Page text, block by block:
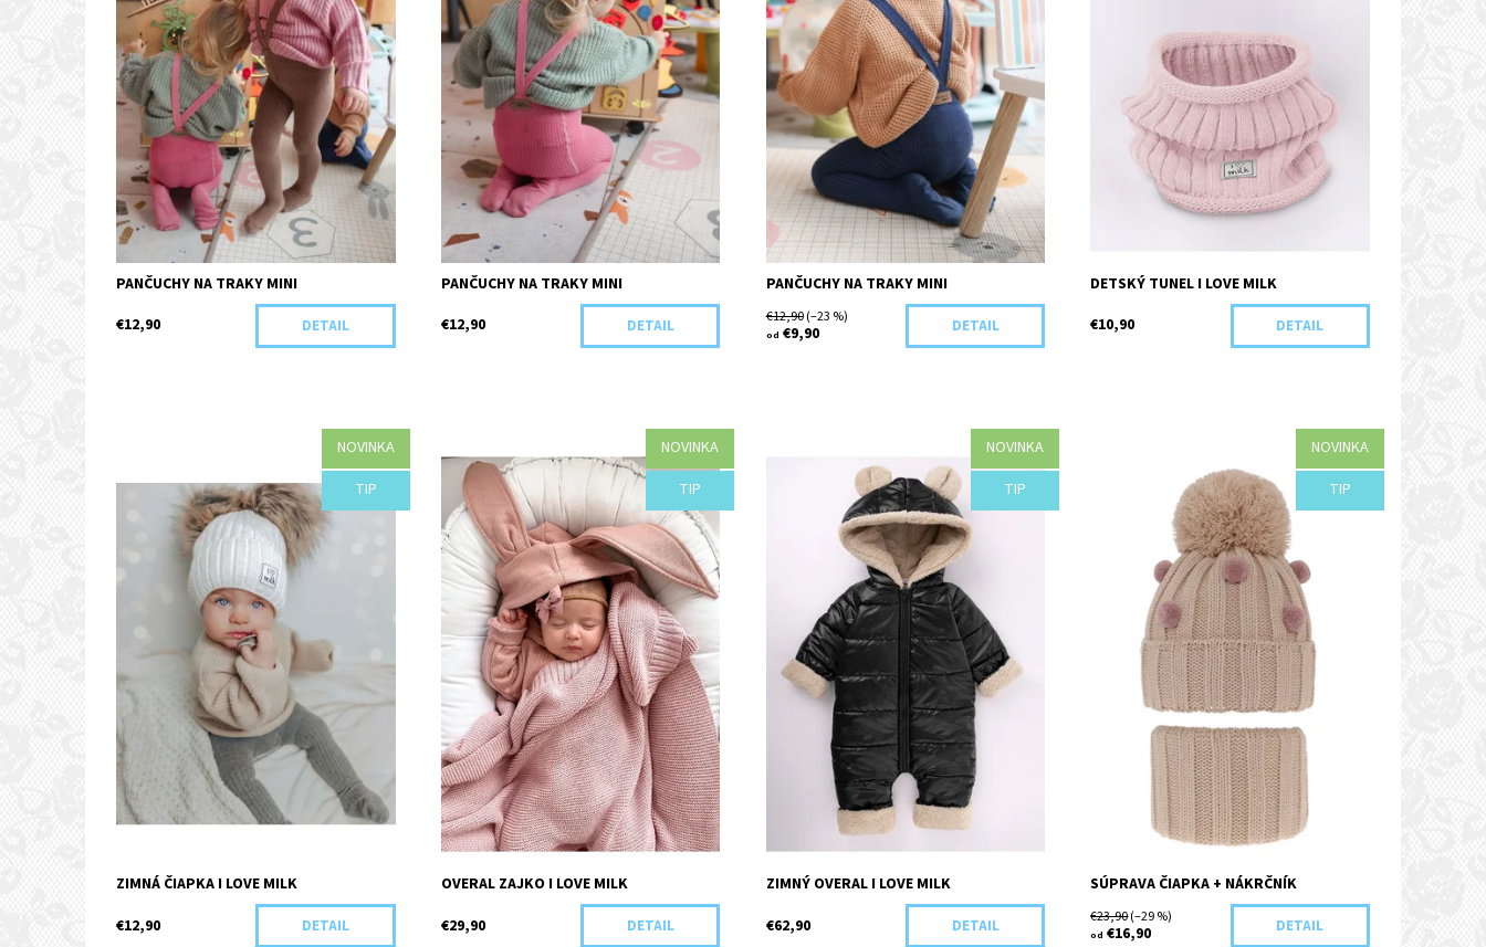
PANČUCHY NA TRAKY MINI
€12,90
DETAIL
PANČUCHY NA TRAKY MINI
€12,90
DETAIL
PANČUCHY NA TRAKY MINI
€12,90(–23 %)
od €9,90 DETAIL
DETSKÝ TUNEL I LOVE MILK
€10,90
DETAIL
NOVINKA
TIP
Dostupnosť:
Objednané
I15-44356/SMO
ZIMNÁ ČIAPKA I LOVE MILK
€12,90
DETAIL
NOVINKA
TIP
Dostupnosť:
Objednané
Kód:
I14-44350/SMO
OVERAL ZAJKO I LOVE MILK
€29,90
DETAIL
NOVINKA
TIP
Objednané
I13-44347/HNE
ZIMNÝ OVERAL I LOVE MILK
€62,90
DETAIL
NOVINKA
TIP
Objednané
I12-44344/SMO
SÚPRAVA ČIAPKA + NÁKRČNÍK
€23,90(–29 %)
od €16,90 DETAIL